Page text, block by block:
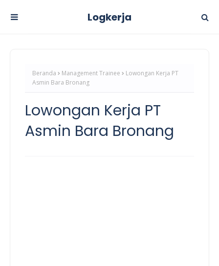
Logkerja
Beranda Management Trainee
Lowongan Kerja PT
Asmin Bara Bronang
Lowongan Kerja PT
Asmin Bara Bronang